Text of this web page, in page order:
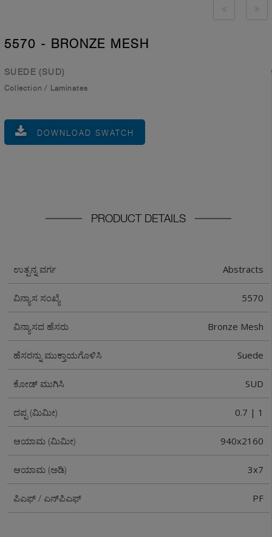
5570 - BRONZE MESH
SUEDE (SUD)
Collection / Laminates
DOWNLOAD SWATCH
PRODUCT DETAILS
ಉತ್ಪನ್ನ ವರ್ಗ Abstracts
ವಿನ್ಯಾಸ ಸಂಖ್ಯೆ 5570
ವಿನ್ಯಾಸದ ಹೆಸರು Bronze Mesh
ಹೆಸರನ್ನು ಮುಕ್ತಾಯಗೊಳಿಸಿ Suede
ಕೋಡ್ ಮುಗಿಸಿ SUD
ದಪ್ಪ (ಮಿಮೀ) 0.7 | 1
ಆಯಾಮ (ಮಿಮೀ) 940x2160
ಆಯಾಮ (ಅಡಿ) 3x7
ಪಿಎಫ್ / ಎನ್‌ಪಿಎಫ್ PF